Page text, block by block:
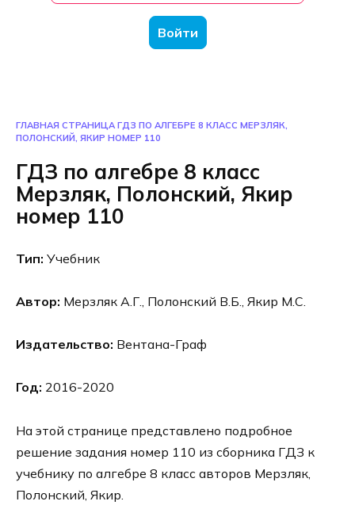
Войти
ГЛАВНАЯ СТРАНИЦА ГДЗ ПО АЛГЕБРЕ 8 КЛАСС МЕРЗЛЯК,
ПОЛОНСКИЙ, ЯКИР НОМЕР 110
ГДЗ по алгебре 8 класс
Мерзляк, Полонский, Якир
номер 110
Тип: Учебник
Автор: Мерзляк А.Г., Полонский В.Б., Якир М.С.
Издательство: Вентана-Граф
Год: 2016-2020
На этой странице представлено подробное
решение задания номер 110 из сборника ГДЗ к
учебнику по алгебре 8 класс авторов Мерзляк,
Полонский, Якир.